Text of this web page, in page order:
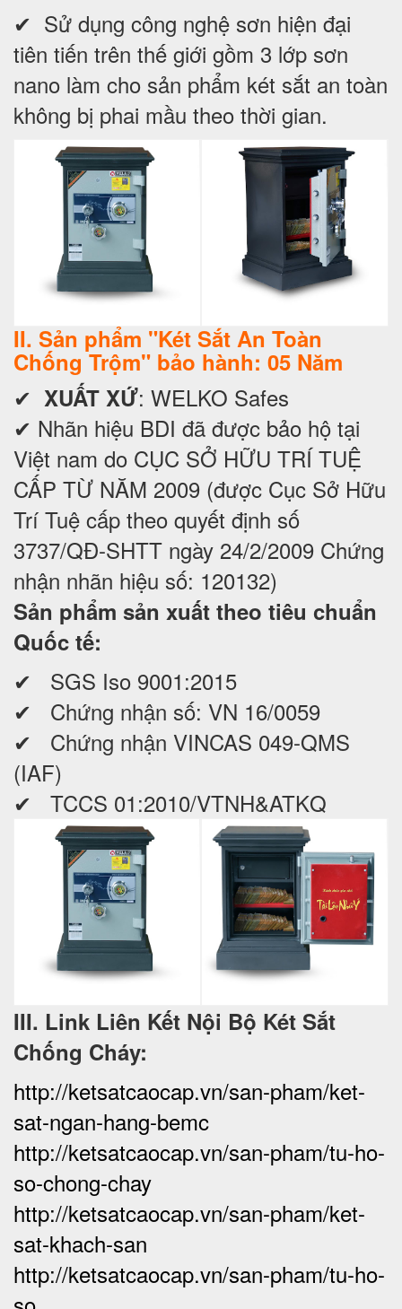
✔ Sử dụng công nghệ sơn hiện đại
tiên tiến trên thế giới gồm 3 lớp sơn
nano làm cho sản phẩm két sắt an toàn
không bị phai mầu theo thời gian.
II. Sản phẩm "Két Sắt An Toàn
Chống Trộm" bảo hành: 05 Năm
✔ XUẤT XỨ: WELKO Safes
✔ Nhãn hiệu BDI đã được bảo hộ tại
Việt nam do CỤC SỞ HỮU TRÍ TUỆ
CẤP TỪ NĂM 2009 (được Cục Sở Hữu
Trí Tuệ cấp theo quyết định số
3737/QĐ-SHTT ngày 24/2/2009 Chứng
nhận nhãn hiệu số: 120132)
Sản phẩm sản xuất theo tiêu chuẩn
Quốc tế:
✔ SGS Iso 9001:2015
✔ Chứng nhận số: VN 16/0059
✔ Chứng nhận VINCAS 049-QMS
(IAF)
✔ TCCS 01:2010/VTNH&ATKQ
III. Link Liên Kết Nội Bộ Két Sắt
Chống Cháy:
http://ketsatcaocap.vn/san-pham/ket-
sat-ngan-hang-bemc
http://ketsatcaocap.vn/san-pham/tu-ho-
so-chong-chay
http://ketsatcaocap.vn/san-pham/ket-
sat-khach-san
http://ketsatcaocap.vn/san-pham/tu-ho-